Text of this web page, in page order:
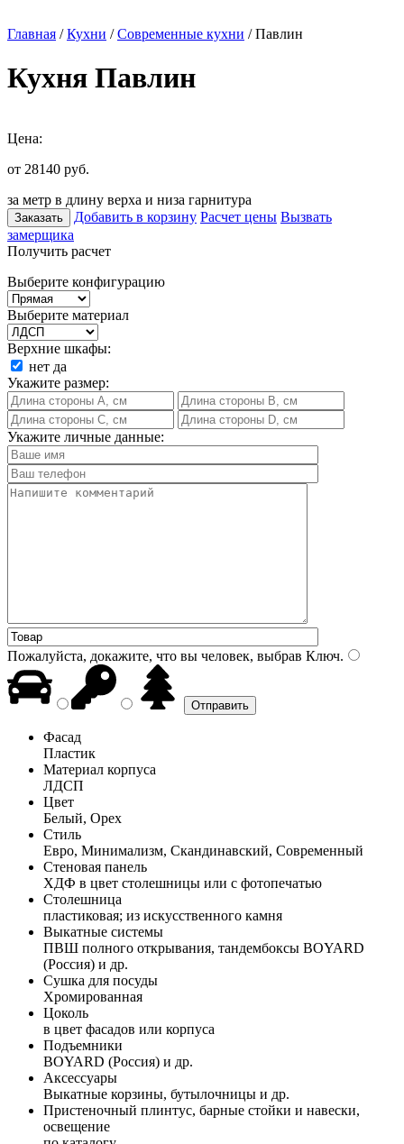
Главная /Кухни /Современные кухни / Павлин
Кухня Павлин
Цена:
от 28140 руб.
за метр в длину верха и низа гарнитура
Заказать Добавить в корзину Расчет цены Вызвать
замерщика
Получить расчет
Выберите конфигурацию
Выберите материал
Верхние шкафы:
нет да
Укажите размер:
Укажите личные данные:
Пожалуйста, докажите, что вы человек, выбрав Ключ.
Фасад
Пластик
Материал корпуса
ЛДСП
Цвет
Белый, Орех
Стиль
Евро, Минимализм, Скандинавский, Современный
Стеновая панель
ХДФ в цвет столешницы или с фотопечатью
Столешница
пластиковая; из искусственного камня
Выкатные системы
ПВШ полного открывания, тандембоксы BOYARD
(Россия) и др.
Сушка для посуды
Хромированная
Цоколь
в цвет фасадов или корпуса
Подъемники
BOYARD (Россия) и др.
Аксессуары
Выкатные корзины, бутылочницы и др.
Пристеночный плинтус, барные стойки и навески,
освещение